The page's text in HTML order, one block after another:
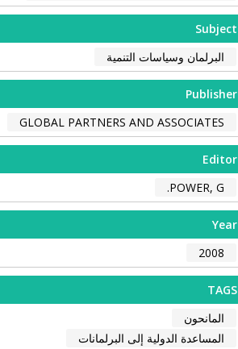
Subject
البرلمان وسياسات التنمية
Publisher
GLOBAL PARTNERS AND ASSOCIATES
Editor
POWER, G.
Year
2008
TAGS
المانحون
المساعدة الدولية إلى البرلمانات